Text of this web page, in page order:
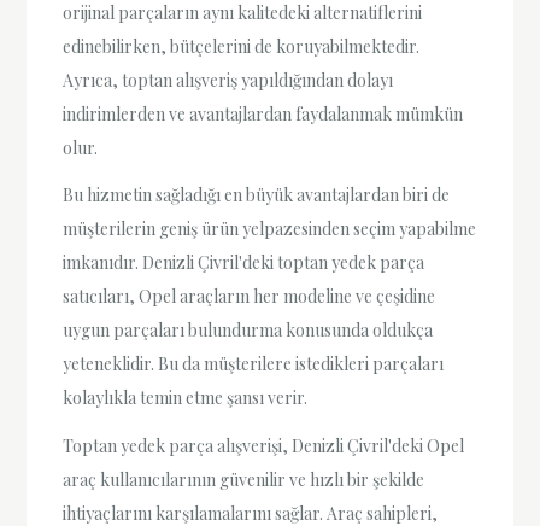
orijinal parçaların aynı kalitedeki alternatiflerini
edinebilirken, bütçelerini de koruyabilmektedir.
Ayrıca, toptan alışveriş yapıldığından dolayı
indirimlerden ve avantajlardan faydalanmak mümkün
olur.
Bu hizmetin sağladığı en büyük avantajlardan biri de
müşterilerin geniş ürün yelpazesinden seçim yapabilme
imkanıdır. Denizli Çivril'deki toptan yedek parça
satıcıları, Opel araçların her modeline ve çeşidine
uygun parçaları bulundurma konusunda oldukça
yeteneklidir. Bu da müşterilere istedikleri parçaları
kolaylıkla temin etme şansı verir.
Toptan yedek parça alışverişi, Denizli Çivril'deki Opel
araç kullanıcılarının güvenilir ve hızlı bir şekilde
ihtiyaçlarını karşılamalarını sağlar. Araç sahipleri,